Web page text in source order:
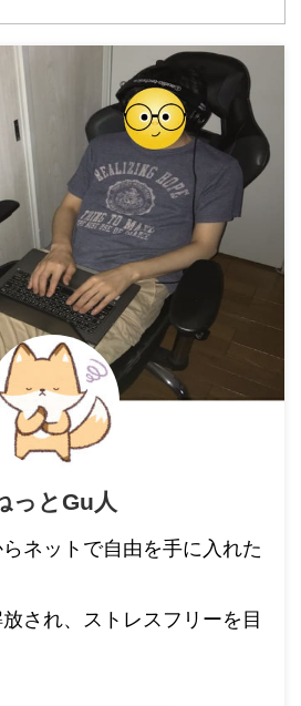
っとGu人
ネットで自由を手に入れた
され、ストレスフリーを目